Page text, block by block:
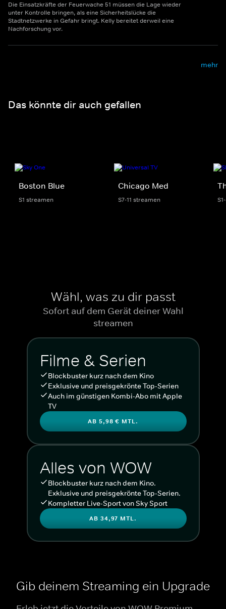
Die Einsatzkräfte der Feuerwache 51 müssen die Lage wieder
unter Kontrolle bringen, als eine Sicherheitslücke die
Stadtnetzwerke in Gefahr bringt. Kelly bereitet derweil eine
Nachforschung vor.
mehr
Das könnte dir auch gefallen
Boston Blue
S1 streamen
Chicago Med
S7-11 streamen
Wähl, was zu dir passt
Sofort auf dem Gerät deiner Wahl
streamen
Filme & Serien
Blockbuster kurz nach dem Kino
Exklusive und preisgekrönte Top-Serien
Auch im günstigen Kombi-Abo mit Apple
TV
AB 5,98 € MTL.
Alles von WOW
Blockbuster kurz nach dem Kino.
Exklusive und preisgekrönte Top-Serien.
Kompletter Live-Sport von Sky Sport
AB 34,97 MTL.
Gib deinem Streaming ein Upgrade